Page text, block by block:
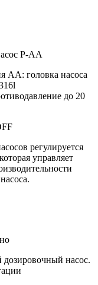
P-AA
AA: головка насоса
до 20
регулируется
управляет
насос.